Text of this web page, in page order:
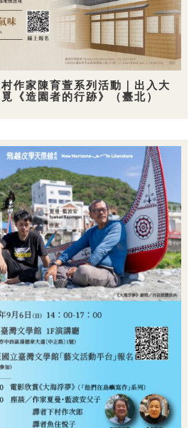
村作家陳育萱系列活動｜出入大
《造園者的行跡》（臺北）